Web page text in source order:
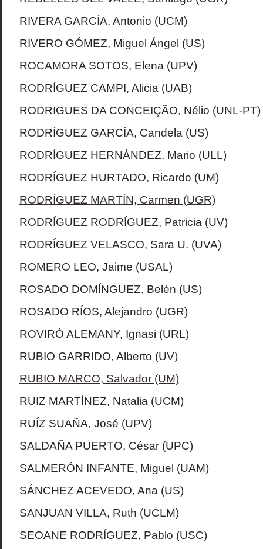
RIVERA GARCÍA, Antonio (UCM)
RIVERO GÓMEZ, Miguel Ángel (US)
ROCAMORA SOTOS, Elena (UPV)
RODRÍGUEZ CAMPI, Alicia (UAB)
RODRIGUES DA CONCEIÇÃO, Nélio (UNL-PT)
RODRÍGUEZ GARCÍA, Candela (US)
RODRÍGUEZ HERNÁNDEZ, Mario (ULL)
RODRÍGUEZ HURTADO, Ricardo (UM)
RODRÍGUEZ MARTÍN, Carmen (UGR)
RODRÍGUEZ RODRÍGUEZ, Patricia (UV)
RODRÍGUEZ VELASCO, Sara U. (UVA)
ROMERO LEO, Jaime (USAL)
ROSADO DOMÍNGUEZ, Belén (US)
ROSADO RÍOS, Alejandro (UGR)
ROVIRÓ ALEMANY, Ignasi (URL)
RUBIO GARRIDO, Alberto (UV)
RUBIO MARCO, Salvador (UM)
RUIZ MARTÍNEZ, Natalia (UCM)
RUÍZ SUAÑA, José (UPV)
SALDAÑA PUERTO, César (UPC)
SALMERÓN INFANTE, Miguel (UAM)
SÁNCHEZ ACEVEDO, Ana (US)
SANJUAN VILLA, Ruth (UCLM)
SEOANE RODRÍGUEZ, Pablo (USC)